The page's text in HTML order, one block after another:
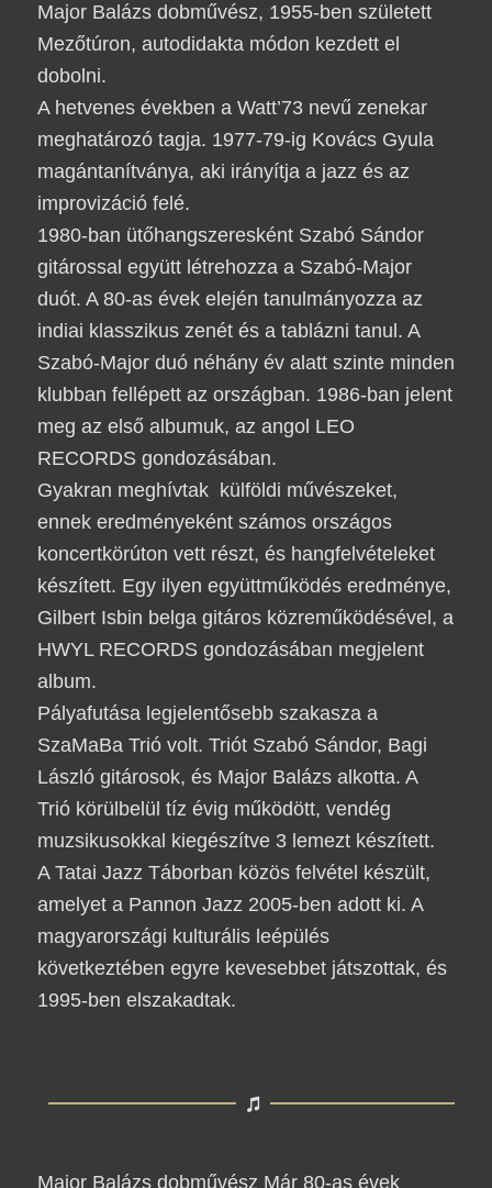
Major Balázs dobművész, 1955-ben született
Mezőtúron, autodidakta módon kezdett el
dobolni.
A hetvenes években a Watt’73nevű zenekar
meghatározó tagja. 1977-79-ig Kovács Gyula
magántanítványa, aki irányítja a jazz és az
improvizáció felé.
1980-ban ütőhangszeresként Szabó Sándor
gitárossal együtt létrehozza a Szabó-Major
duót. A 80-as évek elején tanulmányozza az
indiai klasszikus zenét és a tablázni tanul. A
Szabó-Major duónéhány év alatt szinte minden
klubban fellépett az országban. 1986-ban jelent
meg az első albumuk, az angol LEO
RECORDS gondozásában.
Gyakran meghívtak külföldi művészeket,
ennek eredményeként számos országos
koncertkörúton vett részt, és hangfelvételeket
készített. Egy ilyen együttműködés eredménye,
Gilbert Isbin belga gitáros közreműködésével, a
HWYL RECORDS gondozásában megjelent
album.
Pályafutása legjelentősebb szakasza a
SzaMaBa Trióvolt. Triót Szabó Sándor, Bagi
Lászlógitárosok, és Major Balázsalkotta. A
Trió körülbelül tíz évig működött, vendég
muzsikusokkal kiegészítve 3 lemezt készített.
A Tatai Jazz Táborban közös felvétel készült,
amelyet a Pannon Jazz 2005-ben adott ki. A
magyarországi kulturális leépülés
következtében egyre kevesebbet játszottak, és
1995-ben elszakadtak.
Major Balázs dobművész Már 80-as évek